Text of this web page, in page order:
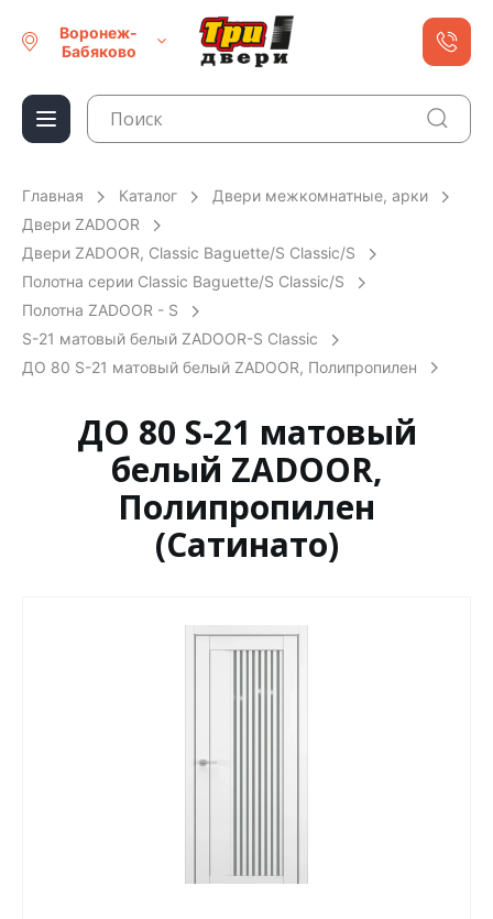
Воронеж-
Бабяково
Главная Каталог
Двери межкомнатные, арки
Двери ZADOOR
Двери ZADOOR, Classic Baguette/S Classic/S
Полотна серии Classic Baguette/S Classic/S
Полотна ZADOOR - S
S-21 матовый белый ZADOOR-S Classic
ДО 80 S-21 матовый белый ZADOOR, Полипропилен
ДО 80 S-21 матовый
белый ZADOOR,
Полипропилен
(Сатинато)